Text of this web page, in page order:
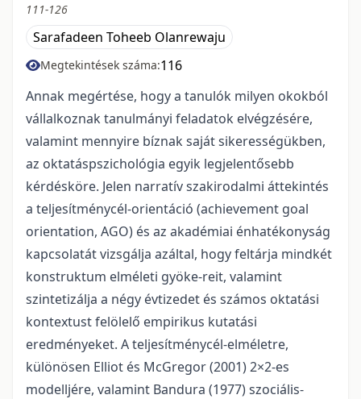
111-126
Sarafadeen Toheeb Olanrewaju
Megtekintések száma:116
Annak megértése, hogy a tanulók milyen okokból
vállalkoznak tanulmányi feladatok elvégzésére,
valamint mennyire bíznak saját sikerességükben,
az oktatáspszichológia egyik legjelentősebb
kérdésköre. Jelen narratív szakirodalmi áttekintés
a teljesítménycél-orientáció (achievement goal
orientation, AGO) és az akadémiai énhatékonyság
kapcsolatát vizsgálja azáltal, hogy feltárja mindkét
konstruktum elméleti gyöke-reit, valamint
szintetizálja a négy évtizedet és számos oktatási
kontextust felölelő empirikus kutatási
eredményeket. A teljesítménycél-elméletre,
különösen Elliot és McGregor (2001) 2×2-es
modelljére, valamint Bandura (1977) szociális-